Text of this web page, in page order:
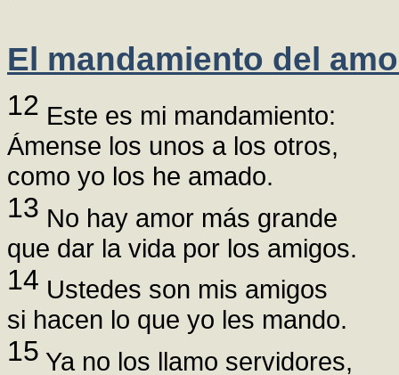
El mandamiento del
12 Este es mi mandamiento:
Ámense los unos a los otros,
como yo los he amado.
13 No hay amor más grande
que dar la vida por los amigos.
14 Ustedes son mis amigos
si hacen lo que yo les mando.
15 Ya no los llamo servidores,